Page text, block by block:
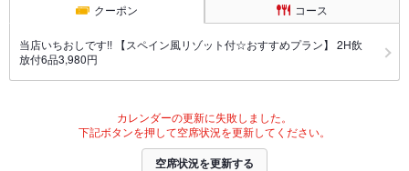
クーポン コース
当店いちおしです!! 【スペイン風リゾット付☆おすすめプラン】 2H飲
放付6品3,980円
カレンダーの更新に失敗しました。
下記ボタンを押して空席状況を更新してください。
空席状況を更新する